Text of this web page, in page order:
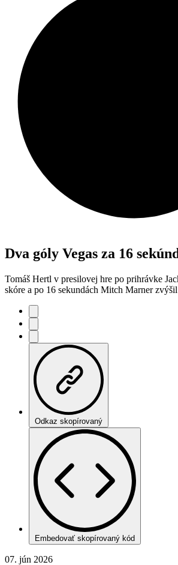
Dva góly Vegas za 16
Tomáš Hertl v presilovej hre po prihrávke
skóre a po 16 sekundách Mitch Marner
Odkaz skopírovaný
Embedovať skopírovaný kód
07. jún 2026